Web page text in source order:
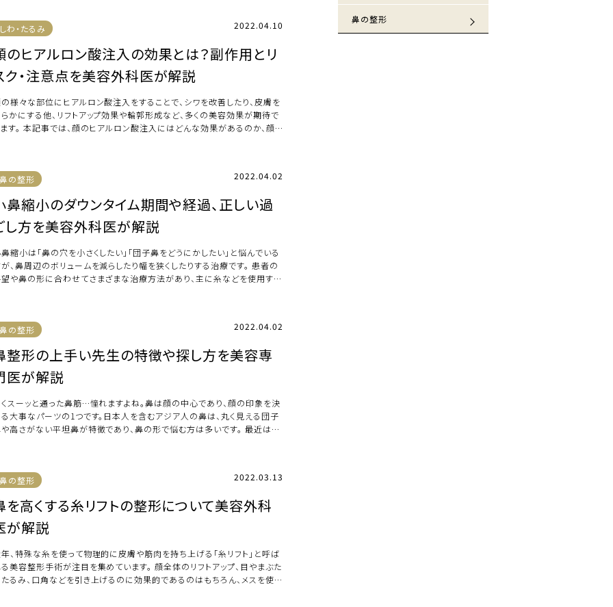
しわ・たるみ 2022.04.10
のヒアルロン酸注入の効果とは？副作用とリ
ク・注意点を美容外科医が解説
様々な部位にヒアルロン酸注入をすることで、シワを改善したり、皮膚を
かにする他、リフトアップ効果や輪郭形成など、多くの美容効果が期待で
す。 本記事では、顔のヒアルロン酸注入にはどんな効果があるのか、顔
鼻の整形 2022.04.02
鼻縮小のダウンタイム期間や経過、正しい過
し方を美容外科医が解説
縮小は「鼻の穴を小さくしたい」「団子鼻をどうにかしたい」と悩んでいる
、鼻周辺のボリュームを減らしたり幅を狭くしたりする治療です。 患者の
や鼻の形に合わせてさまざまな治療方法があり、主に糸などを使用する
鼻の整形 2022.04.02
整形の上手い先生の特徴や探し方を美容専
医が解説
スーッと通った鼻筋…憧れますよね。鼻は顔の中心であり、顔の印象を決
大事なパーツの1つです。日本人を含むアジア人の鼻は、丸く見える団子
高さがない平坦鼻が特徴であり、鼻の形で悩む方は多いです。 最近は整
鼻の整形 2022.03.13
を高くする糸リフトの整形について美容外科
が解説
、特殊な糸を使って物理的に皮膚や筋肉を持ち上げる「糸リフト」と呼ば
美容整形手術が注目を集めています。 顔全体のリフトアップ、目やまぶた
るみ、口角などを引き上げるのに効果的であるのはもちろん、メスを使っ
鼻の整形